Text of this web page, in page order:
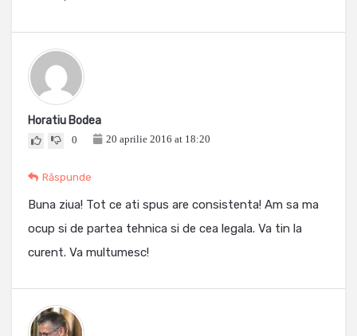
Horatiu Bodea
0 20 aprilie 2016 at 18:20
Răspunde
Buna ziua! Tot ce ati spus are consistenta! Am sa ma
ocup si de partea tehnica si de cea legala. Va tin la
curent. Va multumesc!